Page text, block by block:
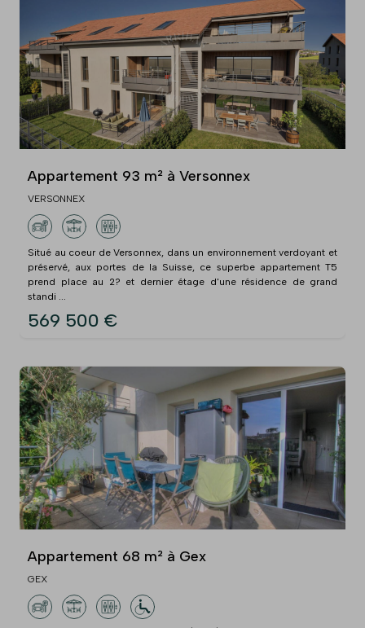
Appartement 93 m² à Versonnex
VERSONNEX
Situé au coeur de Versonnex, dans un environnement verdoyant et
préservé, aux portes de la Suisse, ce superbe appartement T5
prend place au 2? et dernier étage d'une résidence de grand
standi ...
569 500 €
Appartement 68 m² à Gex
GEX